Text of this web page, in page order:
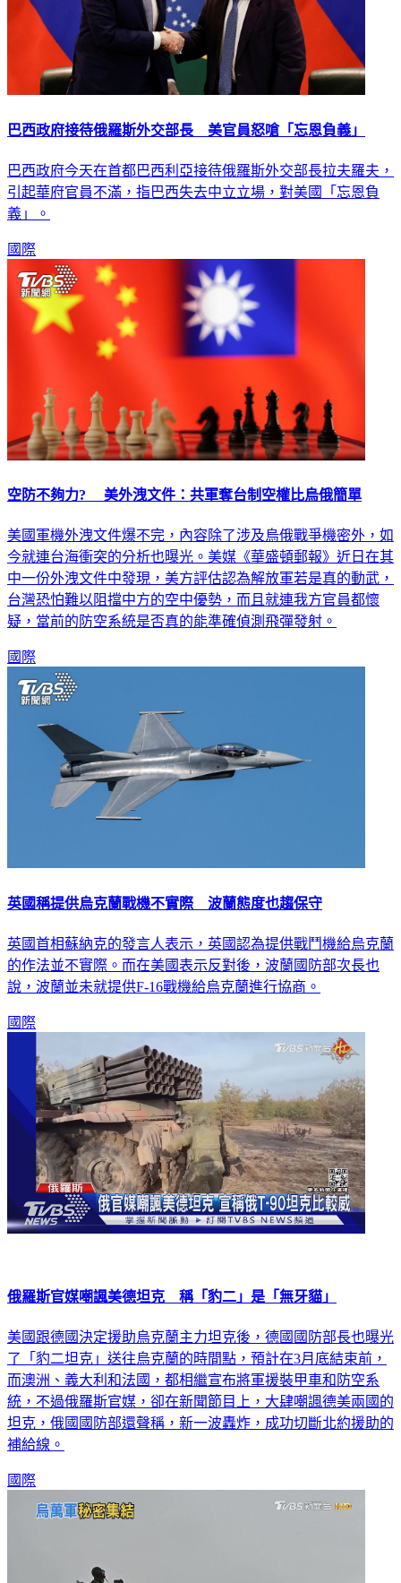
巴西政府接待俄羅斯外交部長 美官員怒嗆「忘恩負義」
巴西政府今天在首都巴西利亞接待俄羅斯外交部長拉夫羅夫，
引起華府官員不滿，指巴西失去中立立場，對美國「忘恩負
義」。
國際
空防不夠力? 美外洩文件：共軍奪台制空權比烏俄簡單
美國軍機外洩文件爆不完，內容除了涉及烏俄戰爭機密外，如
今就連台海衝突的分析也曝光。美媒《華盛頓郵報》近日在其
中一份外洩文件中發現，美方評估認為解放軍若是真的動武，
台灣恐怕難以阻擋中方的空中優勢，而且就連我方官員都懷
疑，當前的防空系統是否真的能準確偵測飛彈發射。
國際
英國稱提供烏克蘭戰機不實際 波蘭態度也趨保守
英國首相蘇納克的發言人表示，英國認為提供戰鬥機給烏克蘭
的作法並不實際。而在美國表示反對後，波蘭國防部次長也
說，波蘭並未就提供F-16戰機給烏克蘭進行協商。
國際
俄羅斯官媒嘲諷美德坦克 稱「豹二」是「無牙貓」
美國跟德國決定援助烏克蘭主力坦克後，德國國防部長也曝光
了「豹二坦克」送往烏克蘭的時間點，預計在3月底結束前，
而澳洲、義大利和法國，都相繼宣布將軍援裝甲車和防空系
統，不過俄羅斯官媒，卻在新聞節目上，大肆嘲諷德美兩國的
坦克，俄國國防部還聲稱，新一波轟炸，成功切斷北約援助的
補給線。
國際